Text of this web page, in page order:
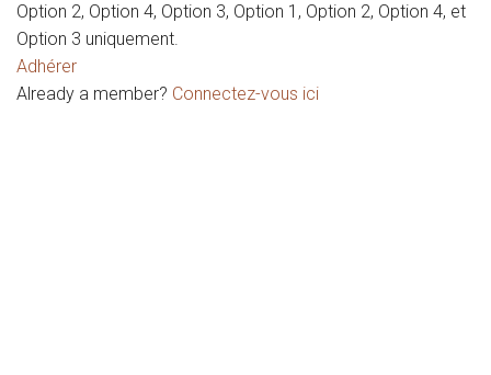
Option 2, Option 4, Option 3, Option 1, Option 2, Option 4, et
Option 3 uniquement.
Adhérer
Already a member? Connectez-vous ici